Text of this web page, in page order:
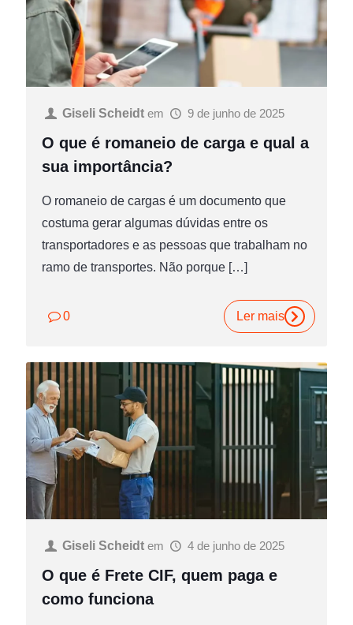
Giseli Scheidt em 9 de junho de 2025
O que é romaneio de carga e qual a
sua importância?
O romaneio de cargas é um documento que
costuma gerar algumas dúvidas entre os
transportadores e as pessoas que trabalham no
ramo de transportes. Não porque […]
0 Ler mais
Giseli Scheidt em 4 de junho de 2025
O que é Frete CIF, quem paga e
como funciona